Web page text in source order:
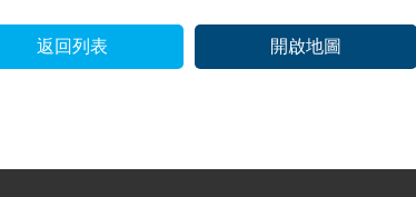
返回列表 開啟地圖